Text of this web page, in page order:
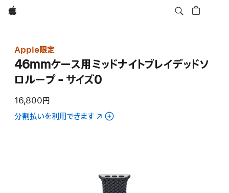
Apple
Apple限定
46mmケース用ミッドナイトブレイデッドソ
ロループ - サイズ0
16,800円
分割払いを利用できます
（新
ド
ウ